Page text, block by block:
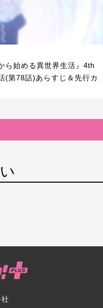
ら始める異世界生活』4th
(第78話)あらすじ＆先行カ